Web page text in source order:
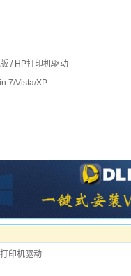
/ HP打印机驱动
7/Vista/XP
印机驱动